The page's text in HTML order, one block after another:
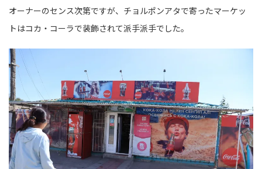
オーナーのセンス次第ですが、チョルポンアタで寄ったマーケッ
トはコカ・コーラで装飾されて派手派手でした。